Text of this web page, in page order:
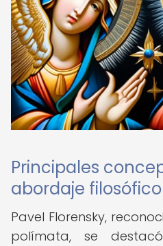
Principales
abordaje
Pavel Florensky,
polímata, se